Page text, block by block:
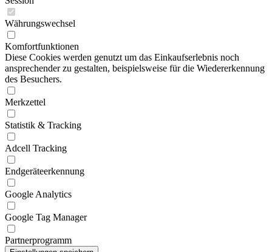
Währungswechsel
Komfortfunktionen
Diese Cookies werden genutzt um das Einkaufserlebnis noch
ansprechender zu gestalten, beispielsweise für die Wiedererkennung
des Besuchers.
Merkzettel
Statistik & Tracking
Adcell Tracking
Endgeräteerkennung
Google Analytics
Google Tag Manager
Partnerprogramm